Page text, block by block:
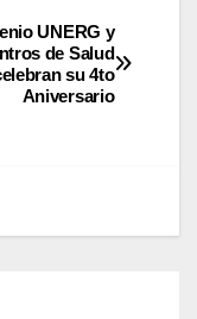
UNERG y
de Salud
su 4to
Aniversario